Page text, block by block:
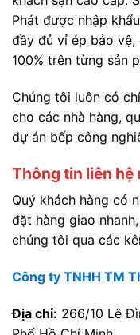
Phát được nhập
đầy đủ vỉ ép bảo
100% trên từng sản
Chúng tôi luôn có
cho các nhà hàng,
dự án bếp công
Thông tin liên hệ
Quý khách hàng có
đặt hàng giao
chúng tôi qua các
Công ty TNHH TM
Địa chỉ: 266/10 Lê